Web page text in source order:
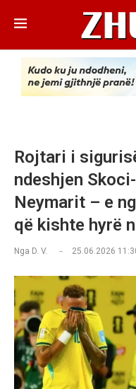
Rojtari i
ndeshjen
Neymarit – e
që kishte hyrë
Nga D. V. 25.06.2026